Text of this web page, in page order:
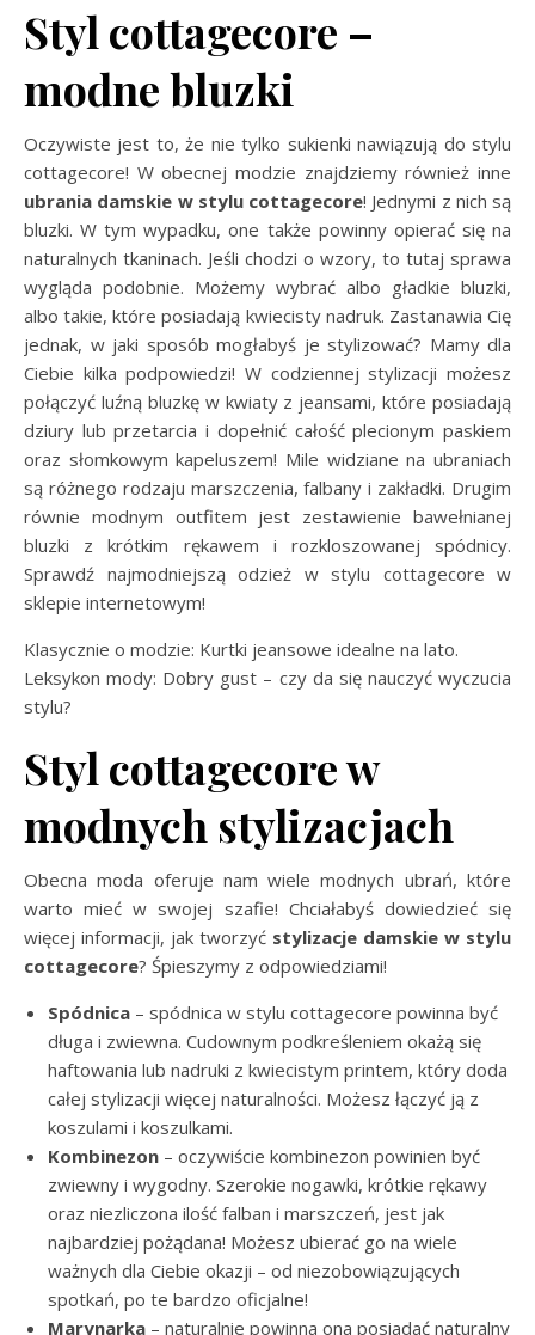
Styl cottagecore –
modne bluzki
Oczywiste jest to, że nie tylko sukienki nawiązują do stylu
cottagecore! W obecnej modzie znajdziemy również inne
ubrania damskie w stylu cottagecore! Jednymi z nich są
bluzki. W tym wypadku, one także powinny opierać się na
naturalnych tkaninach. Jeśli chodzi o wzory, to tutaj sprawa
wygląda podobnie. Możemy wybrać albo gładkie bluzki,
albo takie, które posiadają kwiecisty nadruk. Zastanawia Cię
jednak, w jaki sposób mogłabyś je stylizować? Mamy dla
Ciebie kilka podpowiedzi! W codziennej stylizacji możesz
połączyć luźną bluzkę w kwiaty z jeansami, które posiadają
dziury lub przetarcia i dopełnić całość plecionym paskiem
oraz słomkowym kapeluszem! Mile widziane na ubraniach
są różnego rodzaju marszczenia, falbany i zakładki. Drugim
równie modnym outfitem jest zestawienie bawełnianej
bluzki z krótkim rękawem i rozkloszowanej spódnicy.
Sprawdź najmodniejszą odzież w stylu cottagecore w
sklepie internetowym!
Klasycznie o modzie: Kurtki jeansowe idealne na lato.
Leksykon mody: Dobry gust – czy da się nauczyć wyczucia
stylu?
Styl cottagecore w
modnych stylizacjach
Obecna moda oferuje nam wiele modnych ubrań, które
warto mieć w swojej szafie! Chciałabyś dowiedzieć się
więcej informacji, jak tworzyć stylizacje damskie w stylu
cottagecore? Śpieszymy z odpowiedziami!
Spódnica – spódnica w stylu cottagecore powinna być
długa i zwiewna. Cudownym podkreśleniem okażą się
haftowania lub nadruki z kwiecistym printem, który doda
całej stylizacji więcej naturalności. Możesz łączyć ją z
koszulami i koszulkami.
Kombinezon – oczywiście kombinezon powinien być
zwiewny i wygodny. Szerokie nogawki, krótkie rękawy
oraz niezliczona ilość falban i marszczeń, jest jak
najbardziej pożądana! Możesz ubierać go na wiele
ważnych dla Ciebie okazji – od niezobowiązujących
spotkań, po te bardzo oficjalne!
Marynarka – naturalnie powinna ona posiadać naturalny